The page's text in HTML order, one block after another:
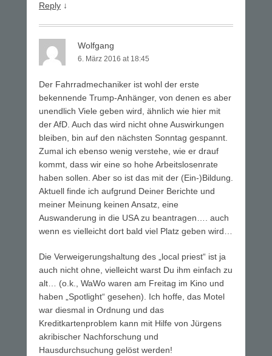
Reply ↓
Wolfgang
6. März 2016 at 18:45
Der Fahrradmechaniker ist wohl der erste
bekennende Trump-Anhänger, von denen es aber
unendlich Viele geben wird, ähnlich wie hier mit
der AfD. Auch das wird nicht ohne Auswirkungen
bleiben, bin auf den nächsten Sonntag gespannt.
Zumal ich ebenso wenig verstehe, wie er drauf
kommt, dass wir eine so hohe Arbeitslosenrate
haben sollen. Aber so ist das mit der (Ein-)Bildung.
Aktuell finde ich aufgrund Deiner Berichte und
meiner Meinung keinen Ansatz, eine
Auswanderung in die USA zu beantragen…. auch
wenn es vielleicht dort bald viel Platz geben wird…
Die Verweigerungshaltung des „local priest“ ist ja
auch nicht ohne, vielleicht warst Du ihm einfach zu
alt… (o.k., WaWo waren am Freitag im Kino und
haben „Spotlight“ gesehen). Ich hoffe, das Motel
war diesmal in Ordnung und das
Kreditkartenproblem kann mit Hilfe von Jürgens
akribischer Nachforschung und
Hausdurchsuchung gelöst werden!